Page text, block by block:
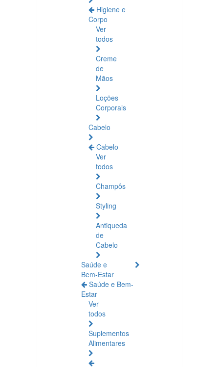
Higiene e
Corpo
Ver
todos
Creme
de
Mãos
Loções
Corporais
Cabelo
Cabelo
Ver
todos
Champôs
Styling
Antiqueda
de
Cabelo
Saúde e
Bem-Estar
Saúde e Bem-
Estar
Ver
todos
Suplementos
Alimentares